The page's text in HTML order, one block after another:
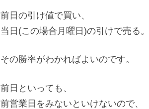
前日の引け値で買い、
当日(この場合月曜日)の引けで売る。
その勝率がわかればよいのです。
前日といっても、
前営業日をみないといけないので、